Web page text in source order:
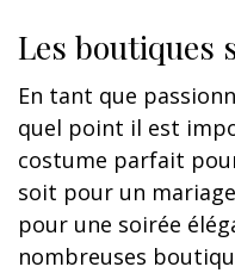
Les boutiques
En tant que
quel point il est
costume parfait
soit pour un
pour une soirée
nombreuses